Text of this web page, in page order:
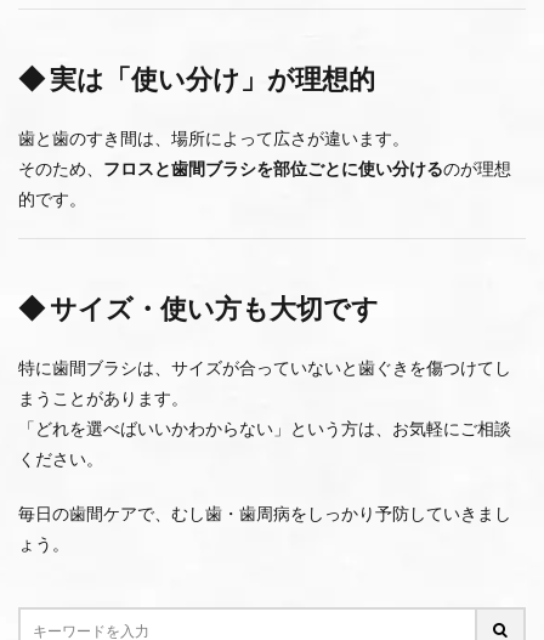
◆ 実は「使い分け」が理想的
歯と歯のすき間は、場所によって広さが違います。
そのため、 フロスと歯間ブラシを部位ごとに使い分けるのが理想
的です。
◆ サイズ・使い方も大切です
特に歯間ブラシは、サイズが合っていないと歯ぐきを傷つけてし
まうことがあります。
「どれを選べばいいかわからない」という方は、お気軽にご相談
ください。
毎日の歯間ケアで、むし歯・歯周病をしっかり予防していきまし
ょう。